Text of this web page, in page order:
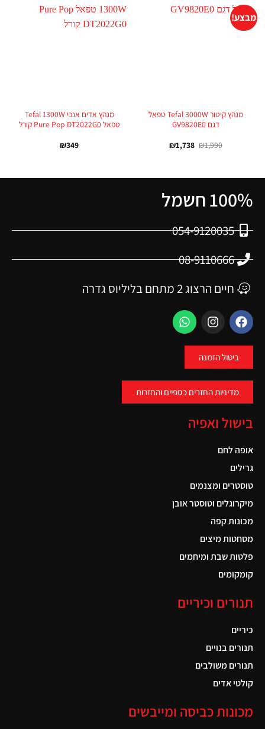
מבצע!
מגהץ קיטור Tefal 3000W טפאל
דגם GV9820E0
₪1,990
₪1,738
מגהץ אדים אנכי Tefal 1300W
טפאל Pure Pop DT2022G0 קורל
₪349
100% חשמל
054-9120035
08-9110666
חיים הרצוג 2 מתחם בליליוס גדרה
ביטול הזמנה
מדיניות החזרים כספיים והחזרות
בישול ואפיה
אופה לחם
גרילים
טוסטרים ומצנמים
מיקרוגלים וטוסטר אובן
מכונות קפה
מסחטות מיצים
פלטות שבת ומיחמים
קומקומים
תנורים וכיריים
כיריים
תנורים בנויים
תנורים משולבים
קולטי אדים
מכונות כביסה ומייבשים